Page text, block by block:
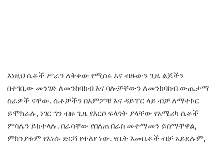
እነዚህ ሴቶች ሥራን ለቅቀው የሚሰሩ እና ብዙውን ጊዜ ልጆችን
በተገቢው መንገድ ለመንከባከብ እና ባሎቻቸውን ለመንከባከብ ውጤታማ
ስራዎች ናቸው. ሴቶቻችን በእምፖቹ እና ዳይፐር ላይ ብቻ ለማተኮር
ይሞክራሉ, ነገር ግን ብዙ ጊዜ የእርሶ ፍላጎት ያላቸው የአሜሪካ ሴቶች
ምሳሌን ይከተላሉ. በራሳቸው የበለጠ በራስ መተማመን ይሰማቸዋል,
ምክንያቱም የእነሱ ድርሻ የተለየ ነው. የቤት እመቤቶች ብቻ አይደሉም,